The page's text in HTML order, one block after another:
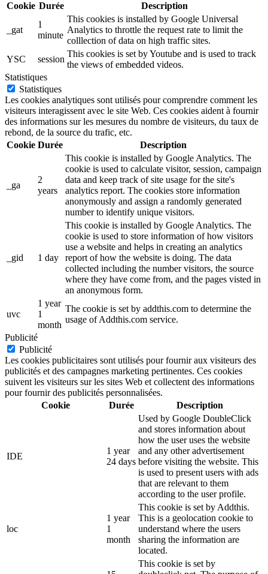
Cookie Durée Description
_gat
1
minute
This cookies is installed by Google Universal
Analytics to throttle the request rate to limit the
colllection of data on high traffic sites.
YSC
session
This cookies is set by Youtube and is used to track
the views of embedded videos.
Statistiques
Statistiques
Les cookies analytiques sont utilisés pour comprendre comment les
visiteurs interagissent avec le site Web. Ces cookies aident à fournir
des informations sur les mesures du nombre de visiteurs, du taux de
rebond, de la source du trafic, etc.
Cookie Durée Description
_ga
2
years
This cookie is installed by Google Analytics. The
cookie is used to calculate visitor, session, campaign
data and keep track of site usage for the site's
analytics report. The cookies store information
anonymously and assign a randomly generated
number to identify unique visitors.
_gid 1 day
This cookie is installed by Google Analytics. The
cookie is used to store information of how visitors
use a website and helps in creating an analytics
report of how the website is doing. The data
collected including the number visitors, the source
where they have come from, and the pages visted in
an anonymous form.
uvc
1 year
1
month
The cookie is set by addthis.com to determine the
usage of Addthis.com service.
Publicité
Publicité
Les cookies publicitaires sont utilisés pour fournir aux visiteurs des
publicités et des campagnes marketing pertinentes. Ces cookies
suivent les visiteurs sur les sites Web et collectent des informations
pour fournir des publicités personnalisées.
Cookie
Durée Description
IDE
1 year
24 days
Used by Google DoubleClick
and stores information about
how the user uses the website
and any other advertisement
before visiting the website. This
is used to present users with ads
that are relevant to them
according to the user profile.
loc
1 year
1
month
This cookie is set by Addthis.
This is a geolocation cookie to
understand where the users
sharing the information are
located.
This cookie is set by